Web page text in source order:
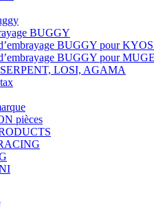
BUGGY
BUGGY pour
BUGGY pour
LOSI, AGAMA
pièces